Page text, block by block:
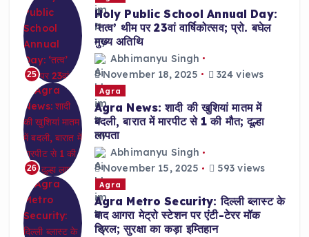
25
Holy Public School Annual Day:
‘तत्व’ थीम पर 23वां वार्षिकोत्सव; प्रो. बघेल
मुख्य अतिथि
Abhimanyu Singh
November 18, 2025
324 views
26
Agra
Agra News: शादी की खुशियां मातम में
बदली, बारात में मारपीट से 1 की मौत; दूल्हा
लापता
Abhimanyu Singh
November 15, 2025
593 views
Agra
Agra Metro Security: दिल्ली ब्लास्ट के
बाद आगरा मेट्रो स्टेशन पर एंटी-टेरर मॉक
ड्रिल; सुरक्षा का कड़ा इम्तिहान